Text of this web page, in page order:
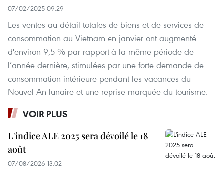
07/02/2025 09:29
Les ventes au détail totales de biens et de services de
consommation au Vietnam en janvier ont augmenté
d'environ 9,5 % par rapport à la même période de
l’année dernière, stimulées par une forte demande de
consommation intérieure pendant les vacances du
Nouvel An lunaire et une reprise marquée du tourisme.
VOIR PLUS
L'indice ALE 2025 sera dévoilé le 18
août
07/08/2026 13:02